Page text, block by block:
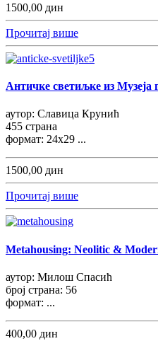
1500,00 дин
Прочитај више
Античке светиљке из Музеја
аутор: Славица Крунић
455 страна
формат: 24x29 ...
1500,00 дин
Прочитај више
Metahousing: Neolitic &
аутор: Милош Спасић
број страна: 56
формат: ...
400,00 дин